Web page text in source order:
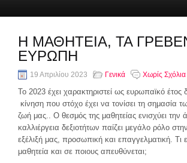
Η ΜΑΘΗΤΕΙΑ, ΤΑ
ΕΥΡΩΠΗ
19 Απριλίου 2023 Γενικά Χωρίς Σχόλια
Το 2023 έχει χαρακτηριστεί ως ευρωπαϊκό έτος
κίνηση που στόχο έχει να τονίσει τη σημασία
ζωή μας.. Ο θεσμός της μαθητείας ενισχύει την
καλλιέργεια δεξιοτήτων παίζει μεγάλο ρόλο
εξέλιξή μας, προσωπική και επαγγελματική. Τι
μαθητεία και σε ποιους απευθύνεται;